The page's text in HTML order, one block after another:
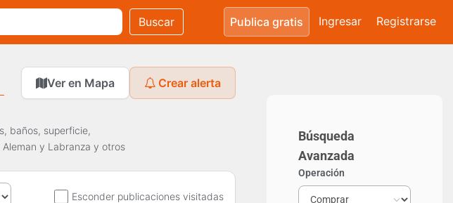
Buscar Publica gratis Ingresar Registrarse
Ver en Mapa Crear alerta
baños, superficie,
y Labranza y otros
Esconder publicaciones visitadas
Búsqueda
Avanzada
Operación